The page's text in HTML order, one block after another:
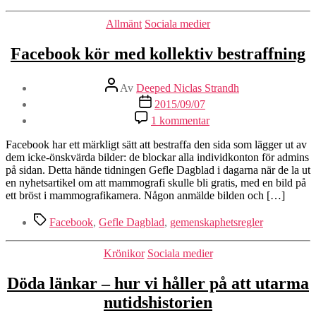
Kategorier
Allmänt Sociala medier
Facebook kör med kollektiv bestraffning
Inläggsförfattare
Av Deeped Niclas Strandh
Inläggsdatum
2015/09/07
1 kommentartill
Facebook
kör
med
kollektiv
bestraffning
Facebook har ett märkligt sätt att bestraffa den sida som lägger ut av
dem icke-önskvärda bilder: de blockar alla individkonton för admins
på sidan. Detta hände tidningen Gefle Dagblad i dagarna när de la ut
en nyhetsartikel om att mammografi skulle bli gratis, med en bild på
ett bröst i mammografikamera. Någon anmälde bilden och […]
Etiketter
Facebook, Gefle Dagblad, gemenskaphetsregler
Kategorier
Krönikor Sociala medier
Döda länkar – hur vi håller på att utarma
nutidshistorien